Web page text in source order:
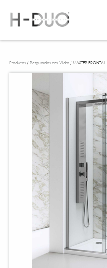
Produtos/ Resguardos em Vidro/ MASTER